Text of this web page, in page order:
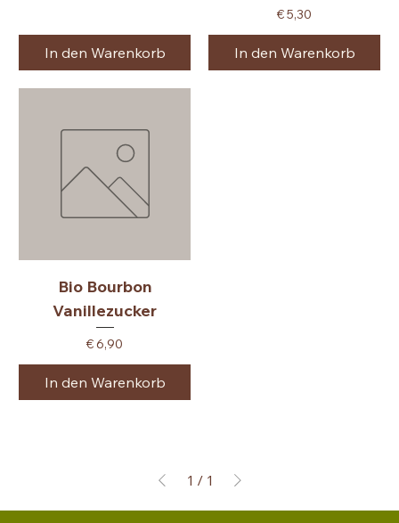
In den Warenkorb
Preis
€ 5,30
In den Warenkorb
Bio Bourbon
Vanillezucker
Preis
€ 6,90
In den Warenkorb
1 / 1